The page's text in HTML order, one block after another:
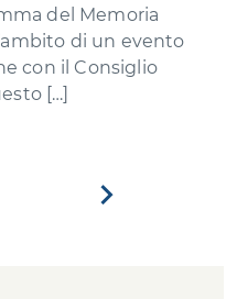
del Memoria
di un evento
con il Consiglio
[…]